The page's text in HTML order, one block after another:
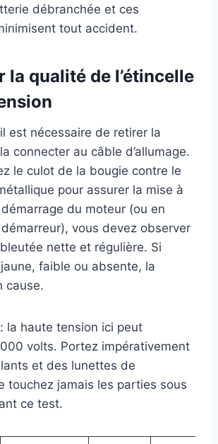
débranchée et ces
tout accident.
la qualité de l’étincelle
est nécessaire de retirer la
connecter au câble d’allumage.
le culot de la bougie contre le
pour assurer la mise à
du moteur (ou en
vous devez observer
nette et régulière. Si
jaune, faible ou absente, la
cause.
: la haute tension ici peut
volts. Portez impérativement
et des lunettes de
touchez jamais les parties sous
ce test.